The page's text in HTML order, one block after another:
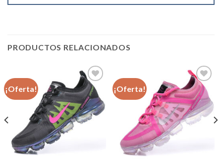
PRODUCTOS RELACIONADOS
¡Oferta!
Añadir
a la
lista de
deseos
¡Oferta!
Añadir
a la
lista de
deseos